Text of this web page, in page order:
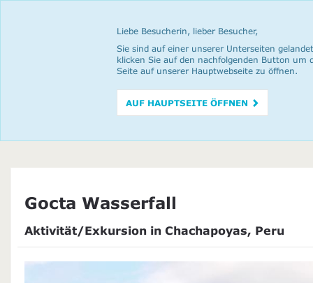
Liebe Besucherin, lieber Besucher,
Sie sind auf einer unserer Unterseiten
klicken Sie auf den nachfolgenden Button um
Seite auf unserer Hauptwebseite zu öffnen.
AUF HAUPTSEITE ÖFFNEN
Gocta Wasserfall
Aktivität/Exkursion in Chachapoyas, Peru